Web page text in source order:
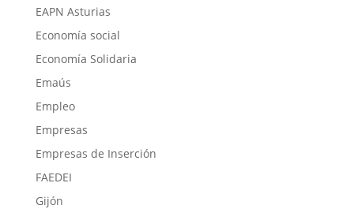
EAPN Asturias
Economía social
Economía Solidaria
Emaús
Empleo
Empresas
Empresas de Inserción
FAEDEI
Gijón